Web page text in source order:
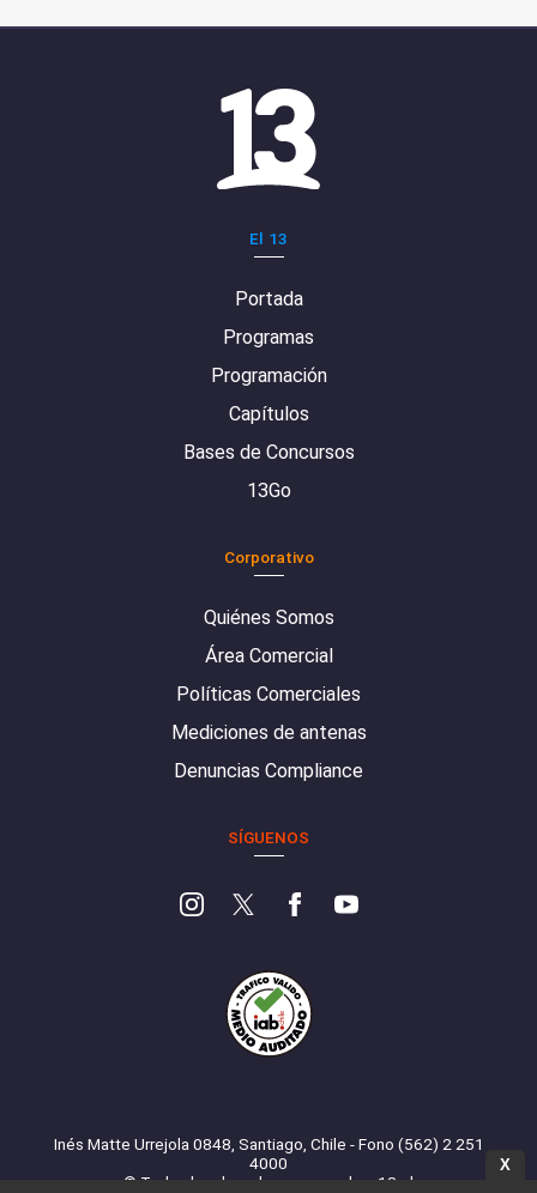
El 13
Portada
Programas
Programación
Capítulos
Bases de Concursos
13Go
Corporativo
Quiénes Somos
Área Comercial
Políticas Comerciales
Mediciones de antenas
Denuncias Compliance
SÍGUENOS
Inés Matte Urrejola 0848, Santiago, Chile - Fono (562) 2 251
4000
© Todos los derechos reservados. 13.cl
X